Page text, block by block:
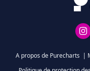
A propos de Purecharts |